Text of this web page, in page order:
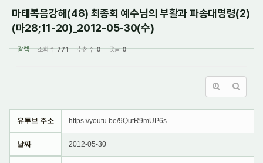
마태복음강해(48) 최종회 예수님의 부활과 파송대명령(2)
(마28;11-20)_2012-05-30(수)
갈렙 조회 수771 추천 수0 댓글0
유투브 주소 https://youtu.be/9QutR9mUP6s
날짜 2012-05-30